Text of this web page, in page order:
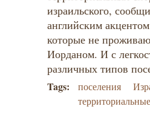
израильского,
английским
которые не
Иорданом. И с
различных типов
Tags: поселения